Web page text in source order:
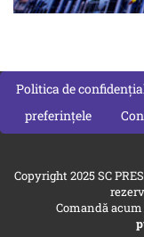
Politica de
preferințele
Copyright 2025 SC
Comandă